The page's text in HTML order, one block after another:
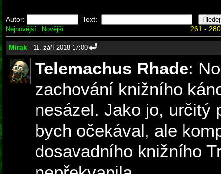
Autor: Text:
Nejnovější Novější 261 -
Mirak - 11. září 2018 17:00
Telemachus Rhade:
zachování knižního
nesázel. Jako jo, určitý
bych očekával, ale
dosavadního knižního